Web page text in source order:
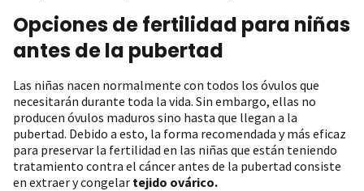
Opciones de fertilidad para niñas
antes de la pubertad
Las niñas nacen normalmente con todos los óvulos que
necesitarán durante toda la vida. Sin embargo, ellas no
producen óvulos maduros sino hasta que llegan a la
pubertad. Debido a esto, la forma recomendada y más eficaz
para preservar la fertilidad en las niñas que están teniendo
tratamiento contra el cáncer antes de la pubertad consiste
en extraer y congelar tejido ovárico.